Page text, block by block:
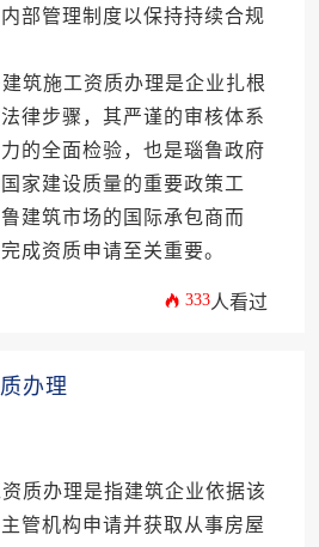
部管理制度以保持持续合规
施工资质办理是企业扎根
律步骤，其严谨的审核体系
的全面检验，也是瑙鲁政府
家建设质量的重要政策工
建筑市场的国际承包商而
成资质申请至关重要。
333人看过
办理
办理是指建筑企业依据该
管机构申请并获取从事房屋